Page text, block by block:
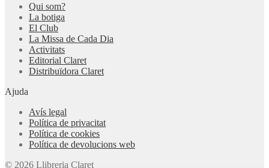
Qui som?
La botiga
El Club
La Missa de Cada Dia
Activitats
Editorial Claret
Distribuïdora Claret
Ajuda
Avís legal
Política de privacitat
Política de cookies
Política de devolucions web
© 2026 Llibreria Claret